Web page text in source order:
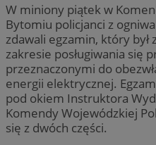
W miniony piątek w
Bytomiu policjanci z
zdawali egzamin, który
zakresie posługiwania się
przeznaczonymi do
energii elektrycznej.
pod okiem Instruktora
Komendy Wojewódzkiej
się z dwóch części.